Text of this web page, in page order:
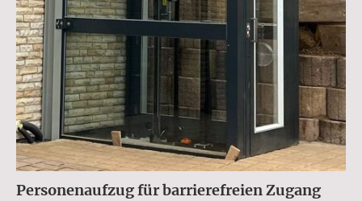
Personenaufzug für barrierefreien Zugang